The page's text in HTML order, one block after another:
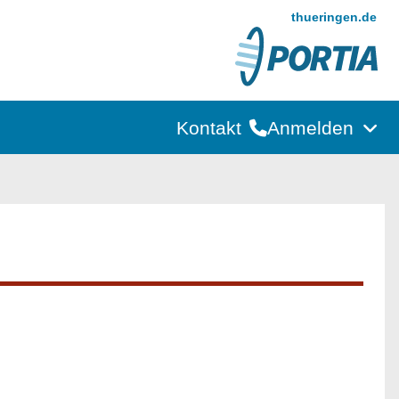
thueringen.de
Kontakt Anmelden